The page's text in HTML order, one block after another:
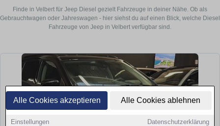
Alle Cookies akzeptieren Alle Cookies ablehnen
Einstellungen Datenschutzerklärung
Finde in Velbert für Jeep Diesel gezielt Fahrzeuge in deiner Nähe. Ob als
Gebrauchtwagen oder Jahreswagen - hier siehst du auf einen Blick, welche Diesel
Fahrzeuge von Jeep in Velbert verfügbar sind.